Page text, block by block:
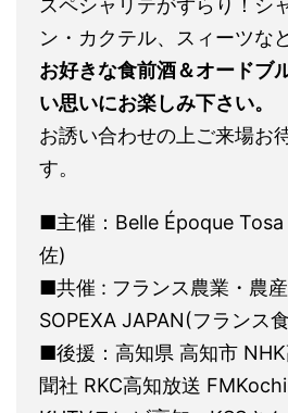
スペシャリテがずらり！シ
ン・カクテル、スィーツな
お好きな食前酒＆オードブ
い思いにお楽しみ下さい。
お誘い合わせの上ご来場お
す。
■主催：Belle Époque Tosa
佐)
■共催 : フランス農業・農
SOPEXA JAPAN(フランス
■後援：高知県 高知市
聞社 RKC高知放送 FMKochi